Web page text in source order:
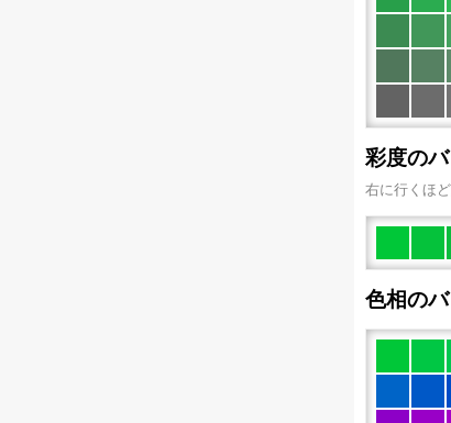
彩度の
右に行くほど
色相の